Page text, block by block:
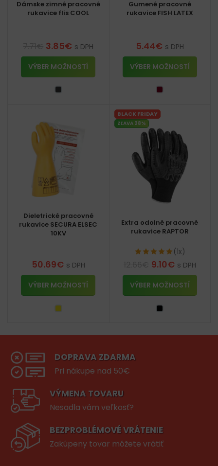
Dámske zimné pracovné
rukavice flis COOL
3.85€ s DPH
VÝBER MOŽNOSTÍ
Gumené pracovné
rukavice FISH LATEX
5.44€ s DPH
VÝBER MOŽNOSTÍ
Dieletrické pracovné
rukavice SECURA ELSEC
10KV
50.69€ s DPH
VÝBER MOŽNOSTÍ
BLACK FRIDAY
ZĽAVA 28%
Extra odolné pracovné
rukavice RAPTOR
(1x)
9.10€ s DPH
VÝBER MOŽNOSTÍ
DOPRAVA ZDARMA
Pri nákupe nad 50€
VÝMENA TOVARU
Nesadla vám veľkosť?
BEZPROBLÉMOVÉ VRÁTENIE
Zakúpeny tovar môžete vrátiť